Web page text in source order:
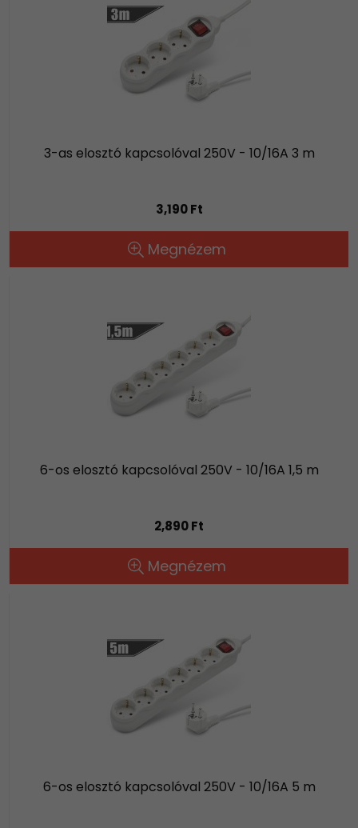
3-as elosztó kapcsolóval 250V - 10/16A 3 m
3,190 Ft
Megnézem
6-os elosztó kapcsolóval 250V - 10/16A 1,5 m
2,890 Ft
Megnézem
6-os elosztó kapcsolóval 250V - 10/16A 5 m